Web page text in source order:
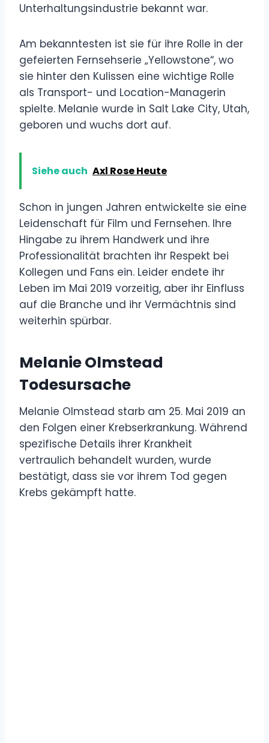
Unterhaltungsindustrie bekannt war.
Am bekanntesten ist sie für ihre Rolle in der
gefeierten Fernsehserie „Yellowstone“, wo
sie hinter den Kulissen eine wichtige Rolle
als Transport- und Location-Managerin
spielte. Melanie wurde in Salt Lake City, Utah,
geboren und wuchs dort auf.
Siehe auch Axl Rose Heute
Schon in jungen Jahren entwickelte sie eine
Leidenschaft für Film und Fernsehen. Ihre
Hingabe zu ihrem Handwerk und ihre
Professionalität brachten ihr Respekt bei
Kollegen und Fans ein. Leider endete ihr
Leben im Mai 2019 vorzeitig, aber ihr Einfluss
auf die Branche und ihr Vermächtnis sind
weiterhin spürbar.
Melanie Olmstead
Todesursache
Melanie Olmstead starb am 25. Mai 2019 an
den Folgen einer Krebserkrankung. Während
spezifische Details ihrer Krankheit
vertraulich behandelt wurden, wurde
bestätigt, dass sie vor ihrem Tod gegen
Krebs gekämpft hatte.